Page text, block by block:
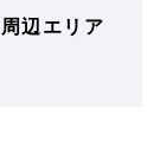
辺エリア